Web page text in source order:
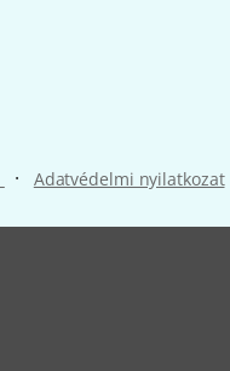
· Adatvédelmi nyilatkozat